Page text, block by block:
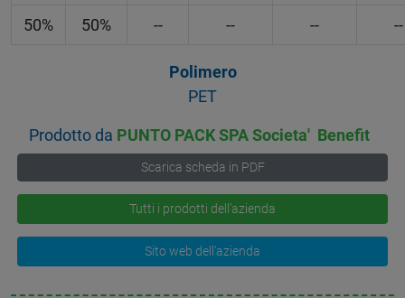
50% 50% -- -- -- --
Polimero
PET
Prodotto da PUNTO PACK SPA Societa' Benefit
Scarica scheda in PDF
Tutti i prodotti dell'azienda
Sito web dell'azienda